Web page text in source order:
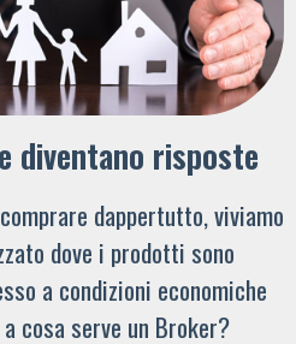
diventano risposte
dappertutto, viviamo
dove i prodotti sono
a condizioni economiche
cosa serve un Broker?